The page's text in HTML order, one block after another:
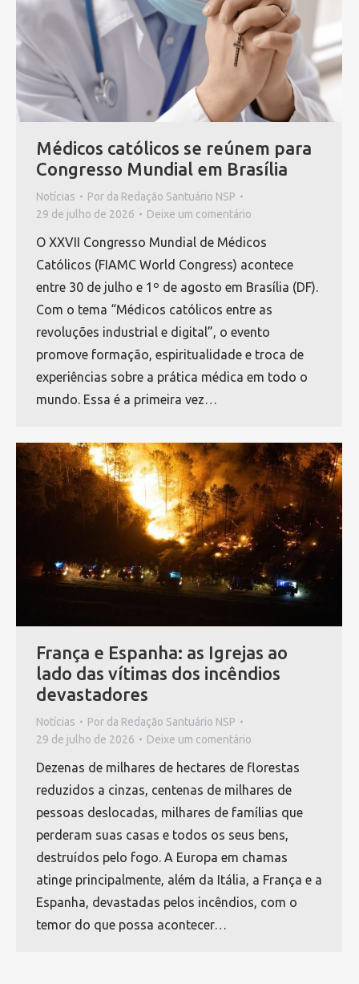
Médicos católicos se reúnem para
Congresso Mundial em Brasília
Notícias Por da Redação Santuário NSP
29 de julho de 2026
Deixe um comentário
O XXVII Congresso Mundial de Médicos
Católicos (FIAMC World Congress) acontece
entre 30 de julho e 1º de agosto em Brasília (DF).
Com o tema “Médicos católicos entre as
revoluções industrial e digital”, o evento
promove formação, espiritualidade e troca de
experiências sobre a prática médica em todo o
mundo. Essa é a primeira vez…
França e Espanha: as Igrejas ao
lado das vítimas dos incêndios
devastadores
Notícias Por da Redação Santuário NSP
29 de julho de 2026
Deixe um comentário
Dezenas de milhares de hectares de florestas
reduzidos a cinzas, centenas de milhares de
pessoas deslocadas, milhares de famílias que
perderam suas casas e todos os seus bens,
destruídos pelo fogo. A Europa em chamas
atinge principalmente, além da Itália, a França e a
Espanha, devastadas pelos incêndios, com o
temor do que possa acontecer…